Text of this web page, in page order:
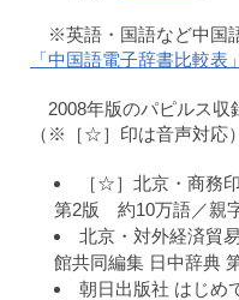
※英語・国語など中国
「中国語電子辞書比較表」
2008年版のパピルス収
（※［☆］印は音声対応）
［☆］北京・商務
第2版 約10万語／親
北京・対外経済貿
館共同編集 日中辞典
朝日出版社 はじ